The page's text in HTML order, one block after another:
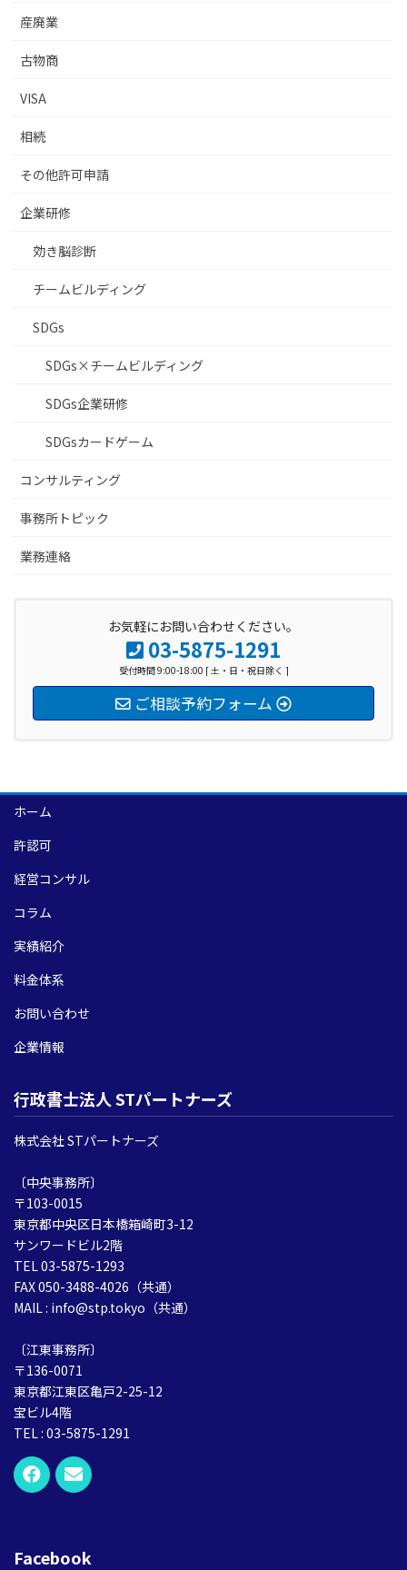
産廃業
古物商
VISA
相続
その他許可申請
企業研修
効き脳診断
チームビルディング
SDGs
SDGs×チームビルディング
SDGs企業研修
SDGsカードゲーム
コンサルティング
事務所トピック
業務連絡
お気軽にお問い合わせください。
03-5875-1291
受付時間 9:00-18:00 [ 土・日・祝日除く ]
ご相談予約フォーム
ホーム
許認可
経営コンサル
コラム
実績紹介
料金体系
お問い合わせ
企業情報
行政書士法人 STパートナーズ
株式会社 STパートナーズ
〔中央事務所〕
〒103-0015
東京都中央区日本橋箱崎町3-12
サンワードビル2階
TEL 03-5875-1293
FAX 050-3488-4026（共通）
MAIL : info@stp.tokyo（共通）
〔江東事務所〕
〒136-0071
東京都江東区亀戸2-25-12
宝ビル4階
TEL : 03-5875-1291
Facebook